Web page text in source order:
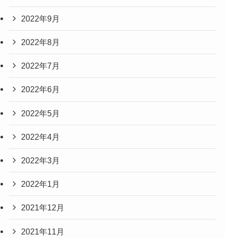
2022年9月
2022年8月
2022年7月
2022年6月
2022年5月
2022年4月
2022年3月
2022年1月
2021年12月
2021年11月